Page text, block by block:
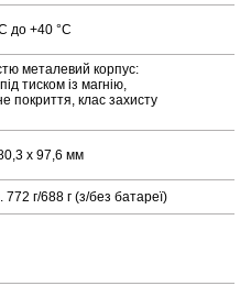
до +40 °С
металевий корпус:
тиском із магнію,
покриття, клас захисту
х 97,6 мм
772 г/688 г (з/без батареї)